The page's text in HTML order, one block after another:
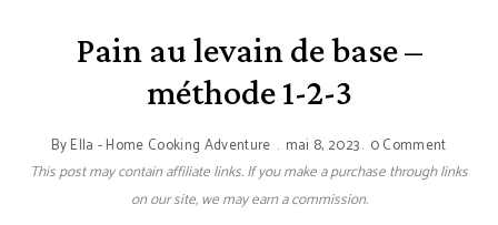
IngredientsPain au levain de base –
méthode 1-2-3
ByElla - Home Cooking Adventure mai 8, 2023 0 Comment
This post may contain affiliate links. If you make a purchase through links
on our site, we may earn a commission.